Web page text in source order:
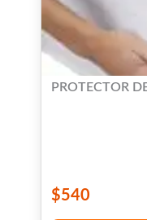
PROTECTOR
$540